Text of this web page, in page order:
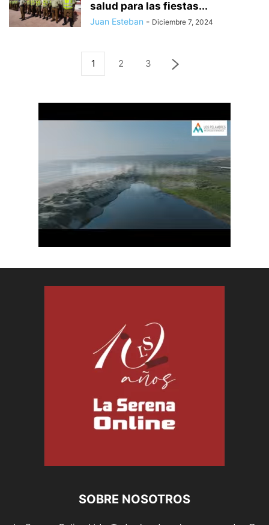
salud para las fiestas...
Juan Esteban - Diciembre 7, 2024
1 2 3
SOBRE NOSOTROS